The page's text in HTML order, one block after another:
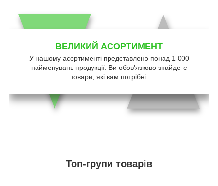
ВЕЛИКИЙ АСОРТИМЕНТ
У нашому асортименті представлено понад 1 000
найменувань продукції. Ви обов'язково знайдете
товари, які вам потрібні.
Топ-групи товарів